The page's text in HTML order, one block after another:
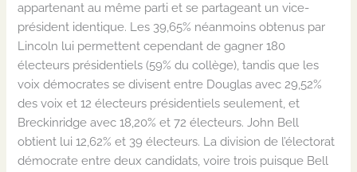
appartenant au même parti et se partageant un vice-
président identique. Les 39,65% néanmoins obtenus par
Lincoln lui permettent cependant de gagner 180
électeurs présidentiels (59% du collège), tandis que les
voix démocrates se divisent entre Douglas avec 29,52%
des voix et 12 électeurs présidentiels seulement, et
Breckinridge avec 18,20% et 72 électeurs. John Bell
obtient lui 12,62% et 39 électeurs. La division de l’électorat
démocrate entre deux candidats, voire trois puisque Bell